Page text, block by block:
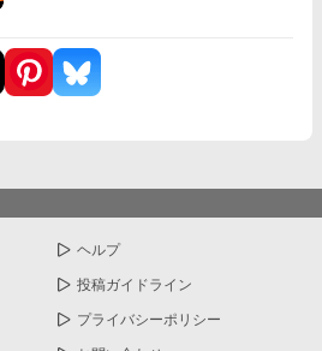
ヘルプ
投稿ガイドライン
プライバシーポリシー